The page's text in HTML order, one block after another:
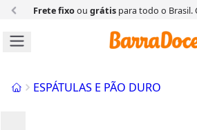
Frete fixoou grátispara todo o Brasil.
InícioESPÁTULAS E PÃO DURO